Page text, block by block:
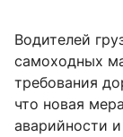
Водителей
самоходных
требования
что новая
аварийности